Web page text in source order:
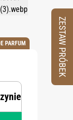
PARFUM ZESTAW PRÓBEK